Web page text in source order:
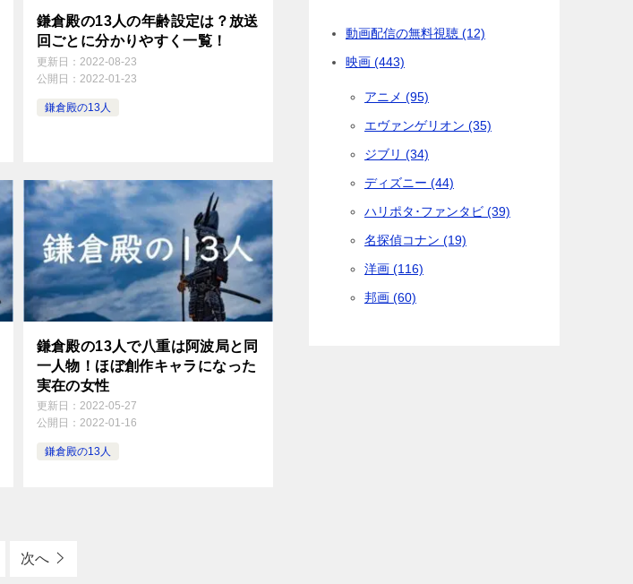
鎌倉殿の13人の年齢設定は？放送
回ごとに分かりやすく一覧！
更新日： 2022-08-23
公開日： 2022-01-23
鎌倉殿の13人
鎌倉殿の13人で八重は阿波局と同
一人物！ほぼ創作キャラになった
実在の女性
更新日： 2022-05-27
公開日： 2022-01-16
鎌倉殿の13人
次へ
動画配信の無料視聴 (12)
映画 (443)
アニメ (95)
エヴァンゲリオン (35)
ジブリ (34)
ディズニー (44)
ハリポタ･ファンタビ (39)
名探偵コナン (19)
洋画 (116)
邦画 (60)